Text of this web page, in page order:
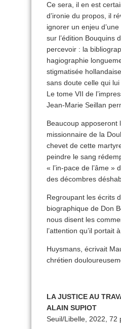
Ce sera, il en est
d’ironie du propos, il
ignorer un enjeu
sur l’édition Bouquins
percevoir : la
hagiographie
stigmatisée
sans doute celle qui
Le tome VII de
Jean-Marie Seillan
Beaucoup apposeront
missionnaire de la
chevet de cette
peindre le sang
« l’in-pace de l’âme »
des décombres
Regroupant les écrits
biographique de Don
nous disent les
l’attention qu’il portait
Huysmans, écrivait
chrétien
LA JUSTICE AU
ALAIN SUPIOT
Seuil/Libelle, 2022, 72